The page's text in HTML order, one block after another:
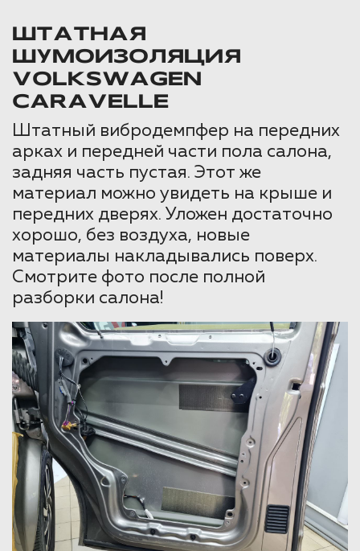
ШТАТНАЯ
ШУМОИЗОЛЯЦИЯ
VOLKSWAGEN
CARAVELLE
Штатный вибродемпфер на передних
арках и передней части пола салона,
задняя часть пустая. Этот же
материал можно увидеть на крыше и
передних дверях. Уложен достаточно
хорошо, без воздуха, новые
материалы накладывались поверх.
Смотрите фото после полной
разборки салона!